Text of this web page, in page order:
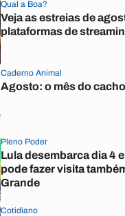
Qual a Boa?
Veja as estreias de
plataformas de
Caderno Animal
Agosto: o mês do
Pleno Poder
Lula desembarca dia 4
pode fazer visita
Grande
Cotidiano